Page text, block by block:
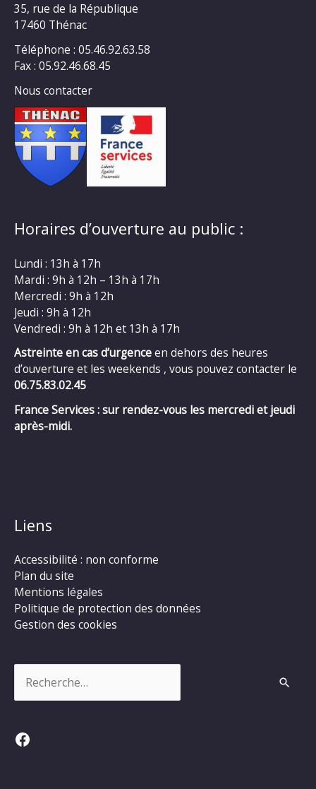
35, rue de la République
17460 Thénac
Téléphone : 05.46.92.63.58
Fax : 05.92.46.68.45
Nous contacter
Horaires d’ouverture au public :
Lundi : 13h à 17h
Mardi : 9h à 12h – 13h à 17h
Mercredi : 9h à 12h
Jeudi : 9h à 12h
Vendredi : 9h à 12h et 13h à 17h
Astreinte en cas d’urgenceen dehors des heures
d’ouverture et les weekends , vous pouvez contacter le
06.75.83.02.45
France Services : sur rendez-vous les mercredi et jeudi
après-midi.
Liens
Accessibilité : non conforme
Plan du site
Mentions légales
Politique de protection des données
Gestion des cookies
Facebook